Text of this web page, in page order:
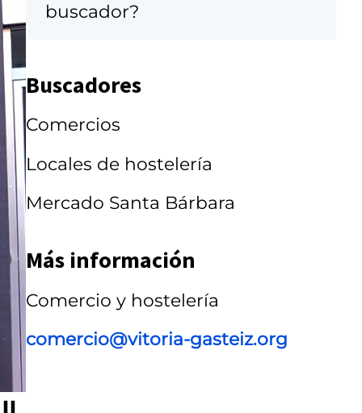
C
a
r
r
u
s
e
l
buscador?
Buscadores
Comercios
Locales de hostelería
Mercado Santa Bárbara
Más información
Comercio y hostelería
comercio@vitoria-gasteiz.org